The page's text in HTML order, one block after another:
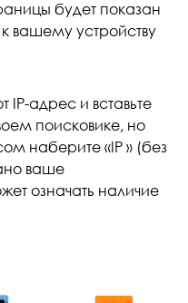
будет показан
вашему устройству
адрес и вставьте
поисковике, но
наберите «IP » (без
ваше
означать наличие